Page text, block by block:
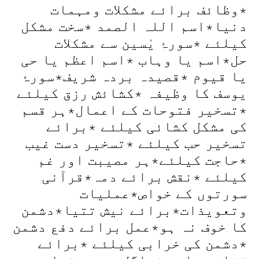
٭وظائف برائے مشکلات ومہمات
دنیا٭اسم اللہ الصمد ٭سخت مشکل
کیلئے ٭سورۂ یٰسین سے مشکلات
حل٭اسم یا وہاب ٭اسم اعظم یا حی
یا قیوم ٭قصیدہ بردہ شریف٭سورۂ
یوسف کا وظیفہ ٭کشائش رزق کیلئے
٭تسخیر فتوحات کے اعمال٭ہر قسم
کی مشکل کشائی کیلئے ٭برائے
تسخیر حب کیلئے ٭تسخیر دست غیب
٭حاجت کیلئے٭ہر مصیبت اور غم
کیلئے ٭نقش برائے دمہ٭قرآنی
سورتوں کے خواص٭عملیات
وتعویذات٭برائے نیش تتیا٭دشمن
کا خوف نہ ہو٭عمل برائے دفع دشمن
٭دشمن کی خرابی کیلئے ٭برائے